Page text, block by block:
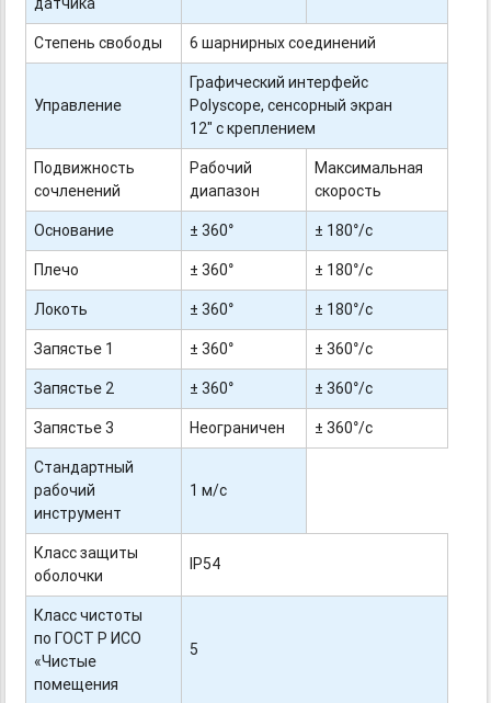
Степень свободы
6 шарнирных соединений
Управление
Графический интерфейс
Polyscope, сенсорный экран
12" с креплением
Подвижность
сочленений
Рабочий
диапазон
Максимальная
скорость
Основание
± 360°
± 180°/с
Плечо
± 360°
± 180°/с
Локоть
± 360°
± 180°/с
Запястье 1
± 360°
± 360°/с
Запястье 2
± 360°
± 360°/с
Запястье 3
Неограничен
± 360°/с
Стандартный
рабочий
инструмент
1 м/с
Класс защиты
оболочки
IP54
Класс чистоты
по ГОСТ Р ИСО
«Чистые
помещения
5